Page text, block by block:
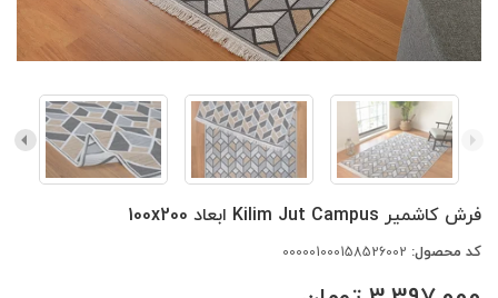
فرش کاشمیر Kilim Jut Campus ابعاد 100x200
کد محصول: